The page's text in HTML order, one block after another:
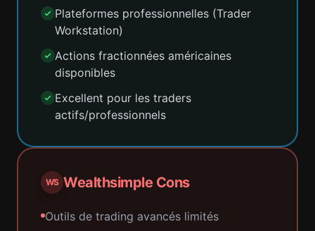
Plateformes professionnelles (Trader
Workstation)
Actions fractionnées américaines
disponibles
Excellent pour les traders
actifs/professionnels
WS Wealthsimple Cons
Outils de trading avancés limités